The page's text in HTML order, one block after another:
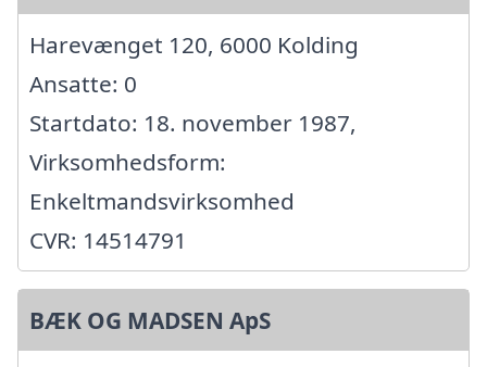
Harevænget 120, 6000 Kolding
Ansatte: 0
Startdato: 18. november 1987,
Virksomhedsform:
Enkeltmandsvirksomhed
CVR: 14514791
BÆK OG MADSEN ApS